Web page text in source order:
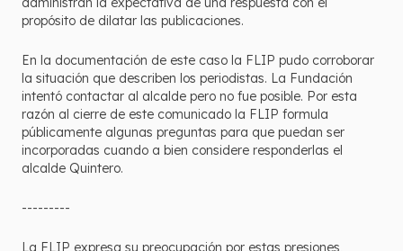
propósito de dilatar las publicaciones.
En la documentación de este caso la FLIP pudo corroborar
la situación que describen los periodistas. La Fundación
intentó contactar al alcalde pero no fue posible. Por esta
razón al cierre de este comunicado la FLIP formula
públicamente algunas preguntas para que puedan ser
incorporadas cuando a bien considere responderlas el
alcalde Quintero.
---------
La FLIP expresa su preocupación por estas presiones,